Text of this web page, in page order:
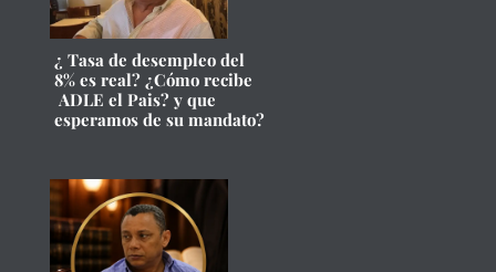
¿ Tasa de desempleo del
8% es real? ¿Cómo recibe
ADLE el Pais? y que
esperamos de su mandato?